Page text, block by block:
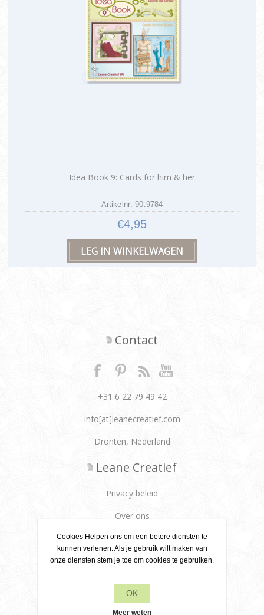
Idea Book 9: Cards for him & her
Artikelnr: 90.9784
€4,95
Contact
+31 6 22 79 49 42
info[at]leanecreatief.com
Dronten, Nederland
Leane Creatief
Privacy beleid
Over ons
Leveringsvoorwaarden
Klantenservice
Contact
Cookies Helpen ons om een betere diensten te
kunnen verlenen. Als je gebruik wilt maken van
onze diensten stem je toe om cookies te gebruiken.
OK
Meer weten